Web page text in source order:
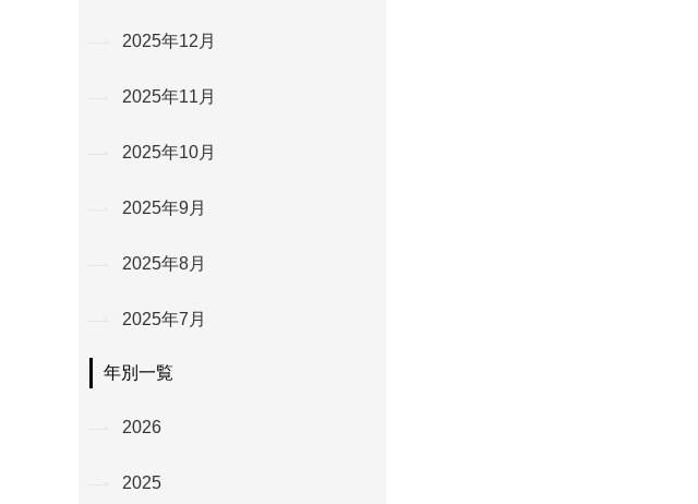
2025年12月
2025年11月
2025年10月
2025年9月
2025年8月
2025年7月
年別一覧
2026
2025